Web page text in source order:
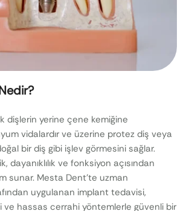
dişlerin yerine çene kemiğine
vidalardır ve üzerine protez diş veya
bir diş gibi işlev görmesini sağlar.
dayanıklılık ve fonksiyon açısından
sunar. Mesta Dent’te uzman
uygulanan implant tedavisi,
ve hassas cerrahi yöntemlerle güvenli bir